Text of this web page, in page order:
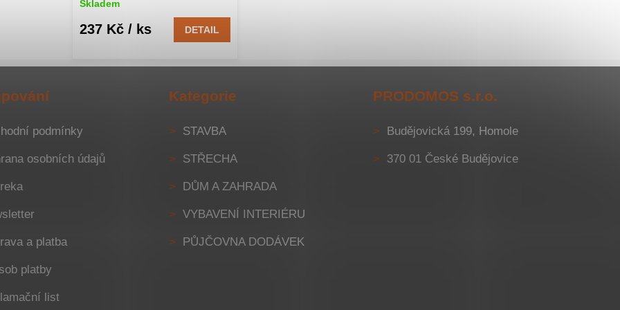
Skladem
237 Kč / ks DETAIL
podmínky
osobních údajů
a platba
platby
list
Kategorie
STAVBA
STŘECHA
DŮM A ZAHRADA
VYBAVENÍ INTERIÉRU
PŮJČOVNA DODÁVEK
PRODOMOS s.r.o.
Budějovická 199, Homole
370 01 České Budějovice